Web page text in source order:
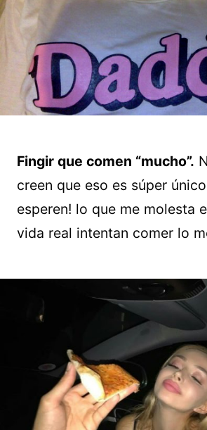
Fingir que comen “mucho”.
creen que eso es súper
esperen! lo que me molesta
vida real intentan comer lo